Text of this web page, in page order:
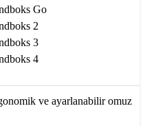
Go
2
3
4
ve ayarlanabilir omuz